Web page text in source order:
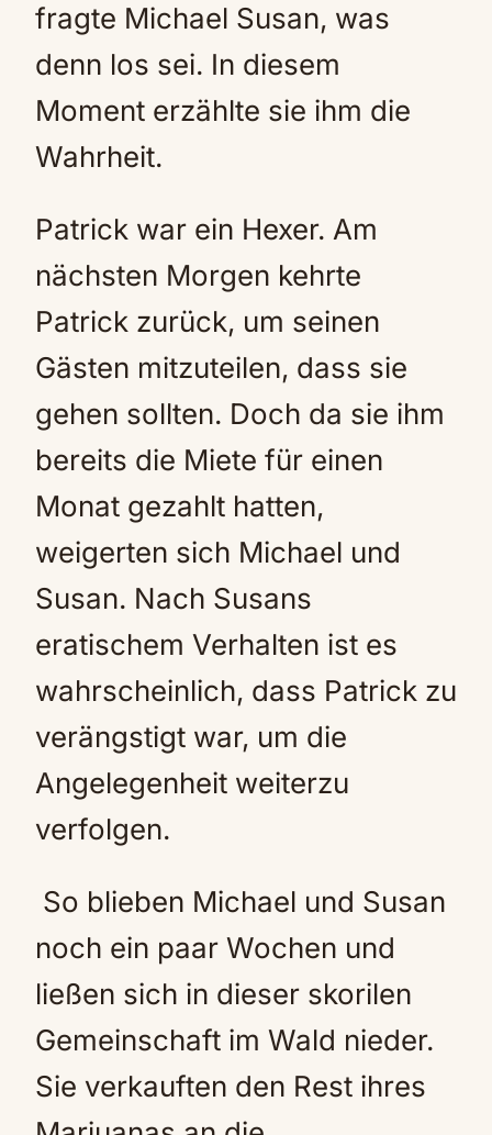
fragte Michael Susan, was
denn los sei. In diesem
Moment erzählte sie ihm die
Wahrheit.
Patrick war ein Hexer. Am
nächsten Morgen kehrte
Patrick zurück, um seinen
Gästen mitzuteilen, dass sie
gehen sollten. Doch da sie ihm
bereits die Miete für einen
Monat gezahlt hatten,
weigerten sich Michael und
Susan. Nach Susans
eratischem Verhalten ist es
wahrscheinlich, dass Patrick zu
verängstigt war, um die
Angelegenheit weiterzu
verfolgen.
So blieben Michael und Susan
noch ein paar Wochen und
ließen sich in dieser skorilen
Gemeinschaft im Wald nieder.
Sie verkauften den Rest ihres